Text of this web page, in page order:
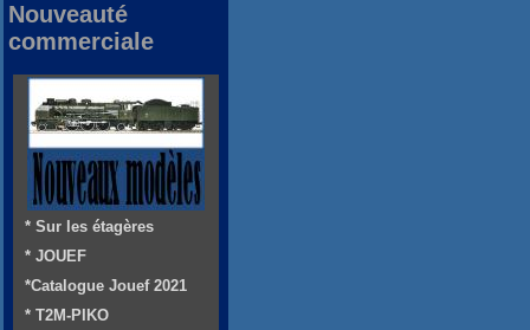
Nouveauté
commerciale
* Sur les étagères
* JOUEF
*Catalogue Jouef 2021
* T2M-PIKO